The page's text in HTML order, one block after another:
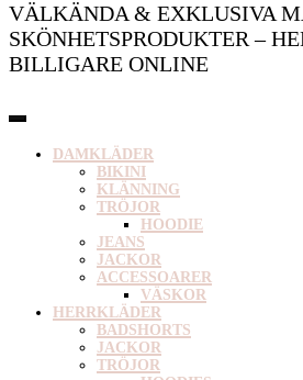
VÄLKÄNDA & EXKLUSIVA
SKÖNHETSPRODUKTER –
BILLIGARE ONLINE
DAMKLÄDER
BIKINI
KLÄNNING
TRÖJOR
HOODIE
JEANS
JACKOR
ACCESSOARER
VÄSKOR
HERRKLÄDER
BADSHORTS
JACKOR
TRÖJOR